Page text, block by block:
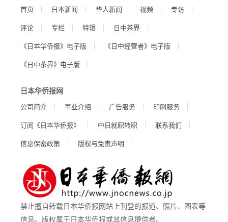
首页 日本新闻 华人新闻 视频
专访
评论
专栏 特辑
日中茶界
《日本华侨报》电子版
《日中经营者》电子版
《日中茶界》电子版
日本华侨报网
公司简介 事业介绍 广告服务
印刷服务
订阅《日本华侨报》
中日就职转职
联系我们
信息保密政策
版权与免责声明
禁止擅自转载日本华侨报网站上刊登的报道、照片、图表等
信息。版权属于日本华侨报或其信息提供者。